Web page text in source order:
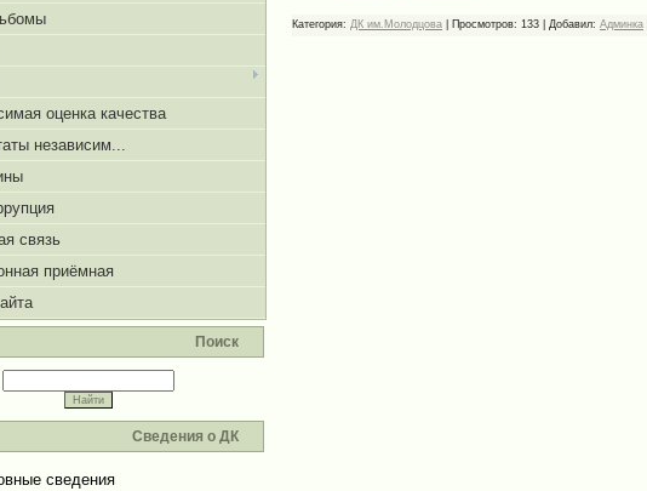
оценка качества
независим...
связь
приёмная
Поиск
Сведения о ДК
сведения
Категория: ДК им.Молодцова Просмотров: 133 Добавил: Админка